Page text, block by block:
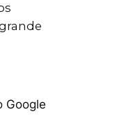
Google